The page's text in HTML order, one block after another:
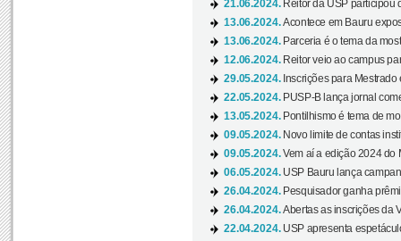
21.06.2024. Reitor da USP participou
13.06.2024.Acontece em Bauru
13.06.2024. Parceria é o tema da
12.06.2024. Reitor veio ao campus
29.05.2024. Inscrições para
22.05.2024. PUSP-B lança jornal
13.05.2024. Pontilhismo é tema de
09.05.2024. Novo limite de contas
09.05.2024.Vem aí a edição 2024 do
06.05.2024. USP Bauru lança
26.04.2024. Pesquisador ganha
26.04.2024.Abertas as inscrições da
22.04.2024. USP apresenta